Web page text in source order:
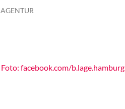
AGENTUR
Foto: facebook.com/b.lage.hamburg